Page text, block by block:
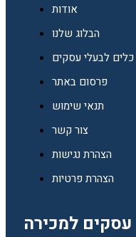
אודות
הבלוג שלנו
כלים לבעלי עסקים
פרסום באתר
תנאי שימוש
צור קשר
הצהרת נגישות
הצהרת פרטיות
עסקים למכירה